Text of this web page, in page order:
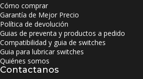
Cómo comprar
Garantía de Mejor Precio
Política de devolución
Guias de preventa y productos a pedido
Compatibilidad y guia de switches
Guia para lubricar switches
Quiénes somos
Contactanos